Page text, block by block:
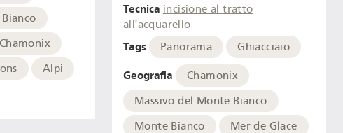
Chamonix
Alpi
Tecnica incisione al tratto
all'acquarello
Tags Panorama Ghiacciaio
Geografia
Chamonix
Massivo del Monte Bianco
Monte Bianco
Mer de Glace